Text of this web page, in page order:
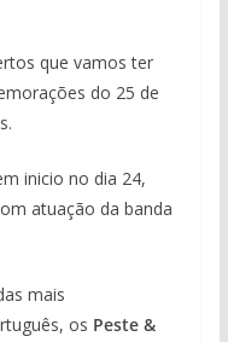
que vamos ter
do 25 de
inicio no dia 24,
atuação da banda
mais
os Peste &